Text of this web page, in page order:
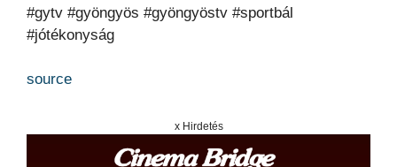
#gytv #gyöngyös #gyöngyöstv #sportbál
#jótékonyság
source
x Hirdetés